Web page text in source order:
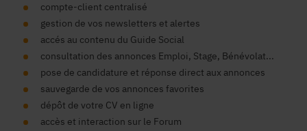
compte-client centralisé
gestion de vos newsletters et alertes
accés au contenu du Guide Social
consultation des annonces Emploi, Stage, Bénévolat...
pose de candidature et réponse direct aux annonces
sauvegarde de vos annonces favorites
dépôt de votre CV en ligne
accès et interaction sur le Forum